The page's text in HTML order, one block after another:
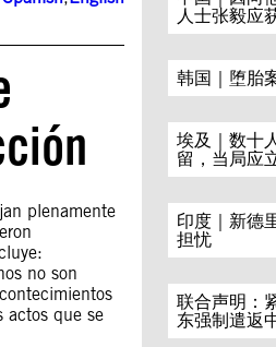
plenamente
no son
actos que se
人士张毅应
韩国｜堕胎
埃及｜数十
留，当局应
印度｜新德
担忧
联合声明：
东强制遣返